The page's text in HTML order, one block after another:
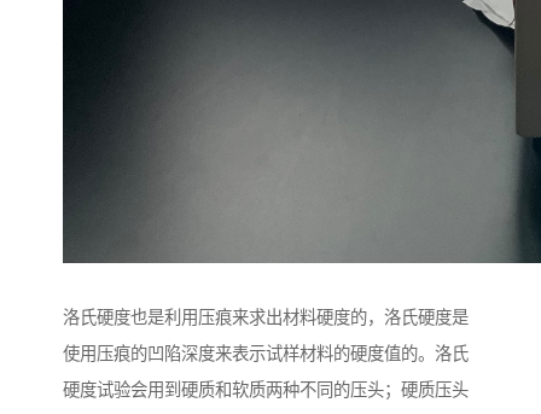
洛氏硬度也是利用压痕来求出材料硬度的，洛氏硬度是
使用压痕的凹陷深度来表示试样材料的硬度值的。洛氏
硬度试验会用到硬质和软质两种不同的压头；硬质压头